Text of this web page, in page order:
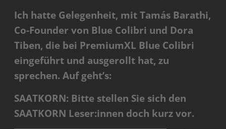
Ich hatte Gelegenheit, mit Tamás Barathi,
Co-Founder von Blue Colibri und Dora
Tiben, die bei PremiumXL Blue Colibri
eingeführt und ausgerollt hat, zu
sprechen. Auf geht’s:
SAATKORN: Bitte stellen Sie sich den
SAATKORN Leser:innen doch kurz vor.